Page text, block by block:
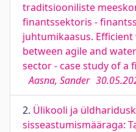
traditsiooniliste
finantssektoris -
juhtumikaasus.
between agile and
sector - case study of a
Aasna, Sander
2. Ülikooli ja
sisseastumismääraga: